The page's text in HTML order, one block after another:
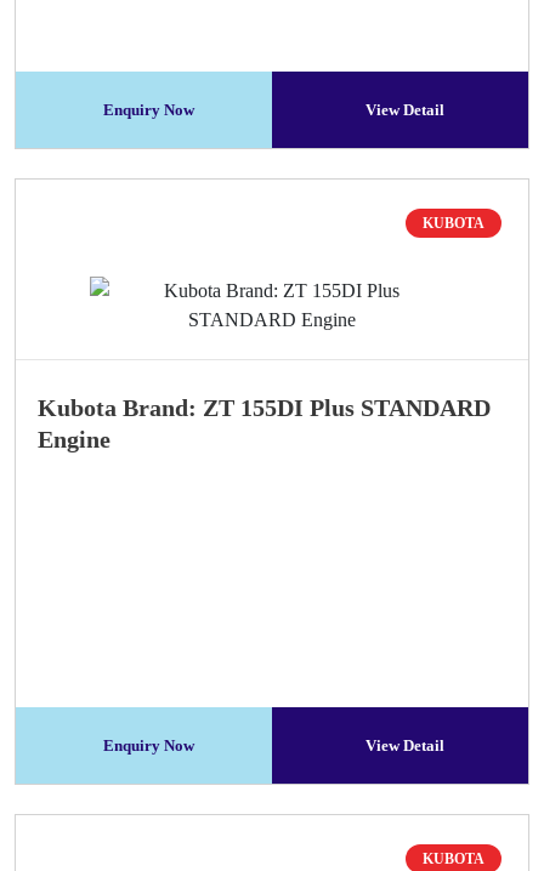
Enquiry Now View Detail
KUBOTA
Kubota Brand: ZT 155DI Plus STANDARD
Engine
Enquiry Now View Detail
KUBOTA